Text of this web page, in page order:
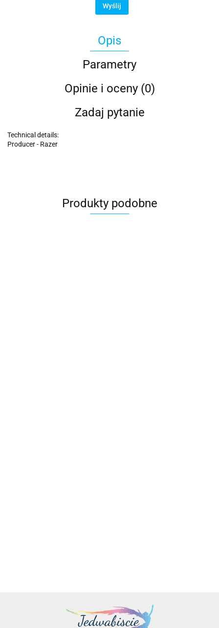
Wyślij
Opis
Parametry
Opinie i oceny (0)
Zadaj pytanie
Technical details:
Producer - Razer
Produkty podobne